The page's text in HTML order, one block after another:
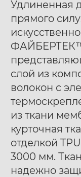
Ботинки муж.
Hatchet
black
40
43
44 45 46
Удлиненная
прямого
слой из
волокон с
из ткани
курточная
отделкой
3000 мм.
надежно